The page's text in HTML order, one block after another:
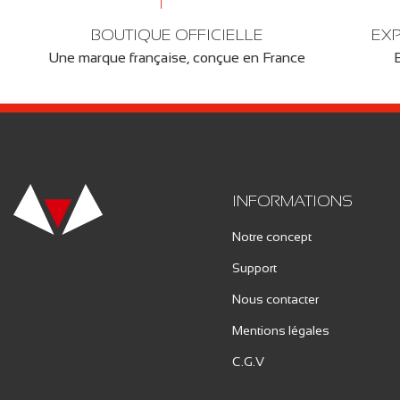
BOUTIQUE OFFICIELLE
Une marque française, conçue en France
INFORMATIONS
Notre concept
Support
Nous contacter
Mentions légales
C.G.V